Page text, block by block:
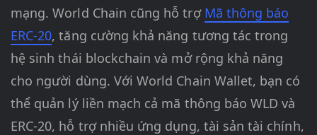
mạng. World Chain cũng hỗ trợ Mã thông báo
ERC-20, tăng cường khả năng tương tác trong
hệ sinh thái blockchain và mở rộng khả năng
cho người dùng. Với World Chain Wallet, bạn có
thể quản lý liền mạch cả mã thông báo WLD và
ERC-20, hỗ trợ nhiều ứng dụng, tài sản tài chính,